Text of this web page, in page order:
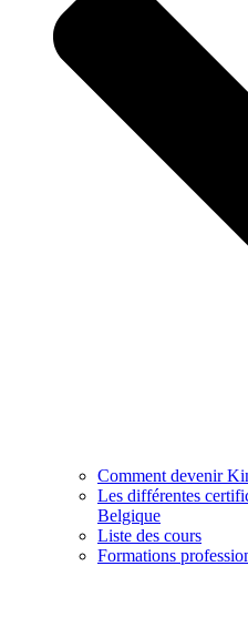
Comment devenir
Les différentes
Belgique
Liste des cours
Formations